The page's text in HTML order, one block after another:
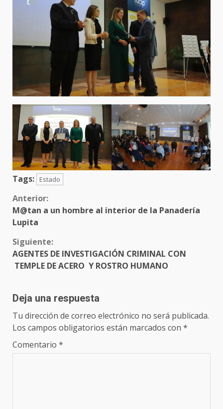
Tags: Estado
Sigue
leyendo
Anterior:
M@tan a un hombre al interior de la Panadería
Lupita
Siguiente:
AGENTES DE INVESTIGACIÓN CRIMINAL CON
TEMPLE DE ACERO Y ROSTRO HUMANO
Deja una respuesta
Tu dirección de correo electrónico no será publicada.
Los campos obligatorios están marcados con *
Comentario *